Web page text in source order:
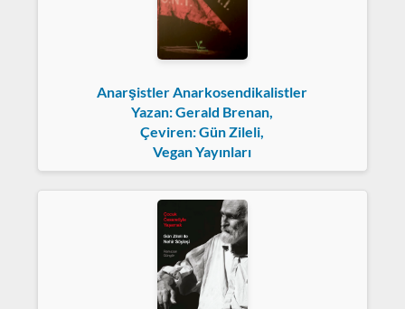
Anarşistler Anarkosendikalistler
Yazan: Gerald Brenan,
Çeviren: Gün Zileli,
Vegan Yayınları